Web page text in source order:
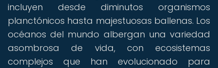
incluyen desde diminutos organismos
planctónicos hasta majestuosas ballenas. Los
océanos del mundo albergan una variedad
asombrosa de vida, con ecosistemas
complejos que han evolucionado para